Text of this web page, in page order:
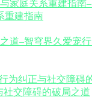
重建指南
社交障碍的破局之道